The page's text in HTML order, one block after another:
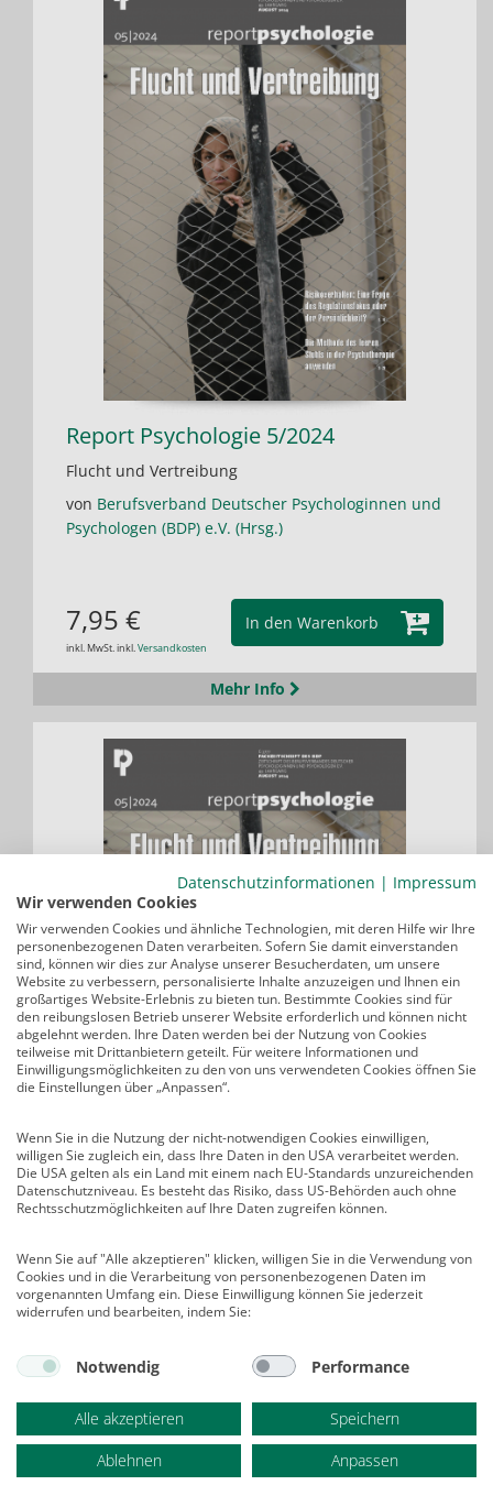
Report Psychologie 5/2024
Flucht und Vertreibung
von Berufsverband Deutscher Psychologinnen und
Psychologen (BDP) e.V. (Hrsg.)
In den Warenkorb
7,95 €
inkl. MwSt. inkl.Versandkosten
Mehr Info
E-Paper Report Psychologie 5/2024
von Berufsverband Deutscher Psychologinnen und
Psychologen (BDP) e.V. (Hrsg.)
7,95 €
inkl. MwSt. inkl.Versandkosten
Datenschutzinformationen | Impressum
Wir verwenden Cookies
Wir verwenden Cookies und ähnliche Technologien, mit deren Hilfe wir Ihre
personenbezogenen Daten verarbeiten. Sofern Sie damit einverstanden
sind, können wir dies zur Analyse unserer Besucherdaten, um unsere
Website zu verbessern, personalisierte Inhalte anzuzeigen und Ihnen ein
großartiges Website-Erlebnis zu bieten tun. Bestimmte Cookies sind für
den reibungslosen Betrieb unserer Website erforderlich und können nicht
abgelehnt werden. Ihre Daten werden bei der Nutzung von Cookies
teilweise mit Drittanbietern geteilt. Für weitere Informationen und
Einwilligungsmöglichkeiten zu den von uns verwendeten Cookies öffnen Sie
die Einstellungen über „Anpassen“.
Wenn Sie in die Nutzung der nicht-notwendigen Cookies einwilligen,
willigen Sie zugleich ein, dass Ihre Daten in den USA verarbeitet werden.
Die USA gelten als ein Land mit einem nach EU-Standards unzureichenden
Datenschutzniveau. Es besteht das Risiko, dass US-Behörden auch ohne
Rechtsschutzmöglichkeiten auf Ihre Daten zugreifen können.
Wenn Sie auf "Alle akzeptieren" klicken, willigen Sie in die Verwendung von
Cookies und in die Verarbeitung von personenbezogenen Daten im
vorgenannten Umfang ein. Diese Einwilligung können Sie jederzeit
widerrufen und bearbeiten, indem Sie:
Notwendig Performance
Alle akzeptieren
Speichern
Ablehnen
Anpassen